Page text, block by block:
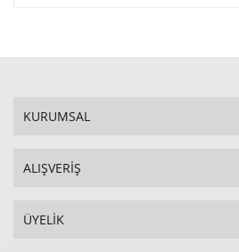
KURUMSAL
ALIŞVERİŞ
ÜYELİK